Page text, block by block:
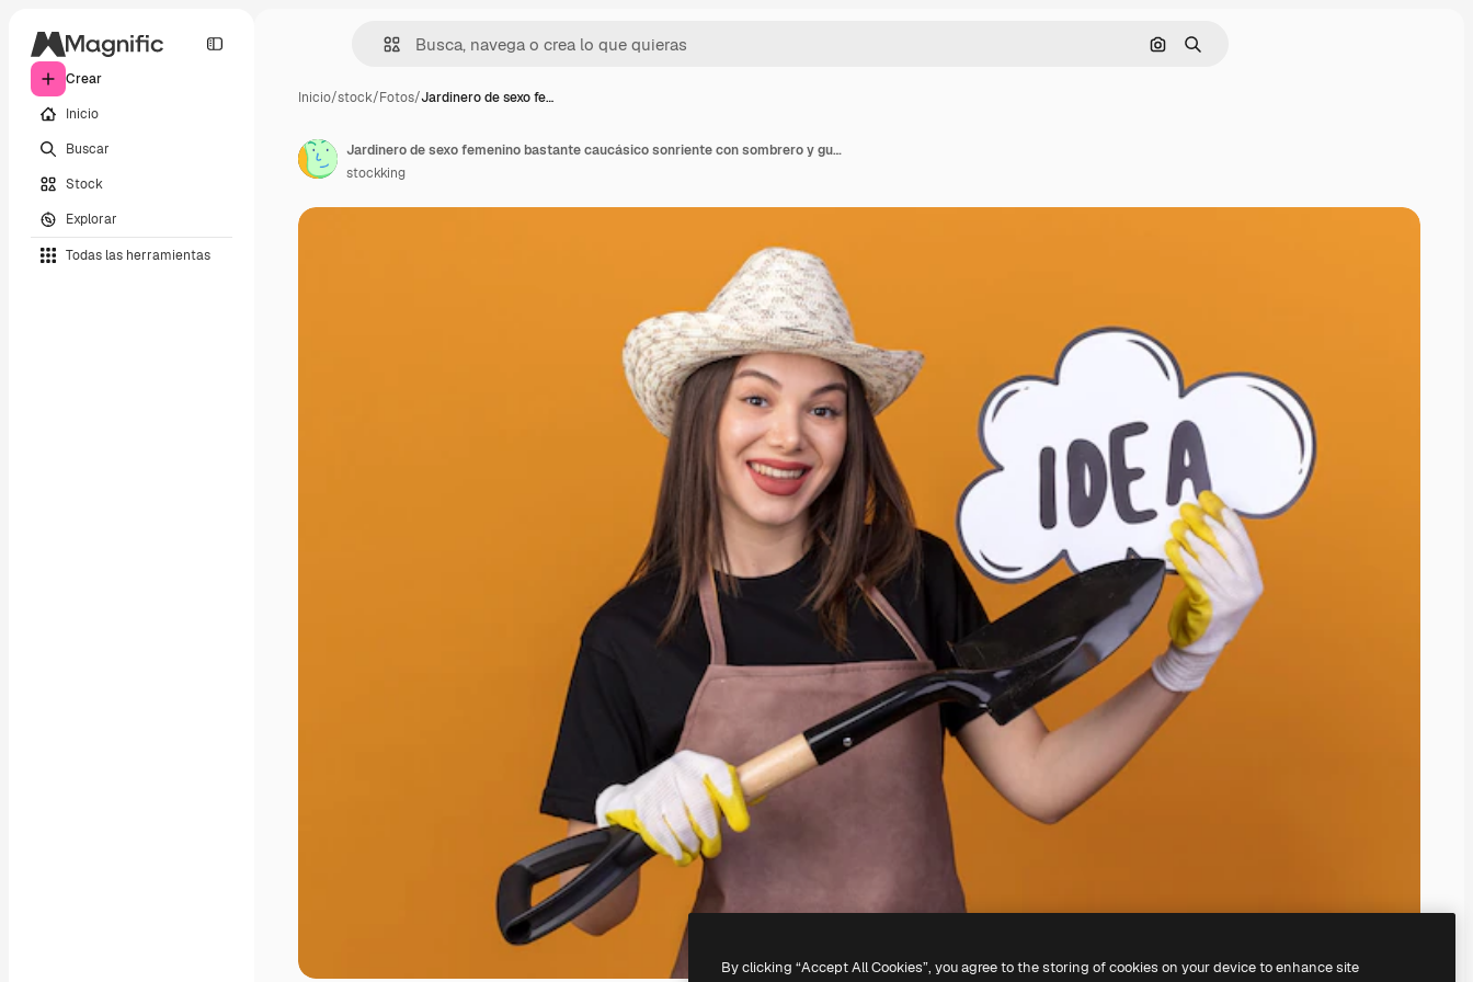
Crear
Inicio
Buscar
Stock
Explorar
Todas las herramientas
Buscar por imagen
Buscar
Inicio/stock/Fotos/Jardinero de sexo fe…
Jardinero de sexo femenino bastante caucásico sonriente con sombrero y guantes de jardinería sosteniendo y apuntando a la burbuja de la idea con pala
stockking
By clicking “Accept All Cookies”, you agree to the storing of cookies on your device to enhance site